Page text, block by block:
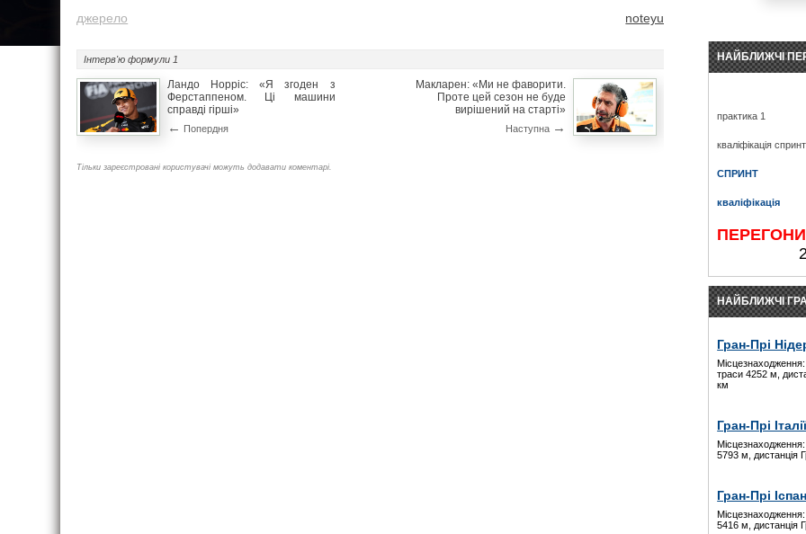
джерело noteyu
Інтерв'юформули 1
Ландо Норріс: «Я згоден з
Ферстаппеном. Ці машини
справді гірші»
← Попердня
Макларен: «Ми не фаворити.
Проте цей сезон не буде
вирішений на старті»
Наступна →
Тільки зареєстровані користувачі можуть додавати коментарі.
НАЙБЛИЖЧІ
практика 1
кваліфікація спринт
СПРИНТ
кваліфікація
ПЕРЕГОНИ
НАЙБЛИЖЧІ
Гран-Прі
траси 4252 м,
км
Гран-Прі
5793 м, дистанція
Гран-Прі
5416 м, дистанція